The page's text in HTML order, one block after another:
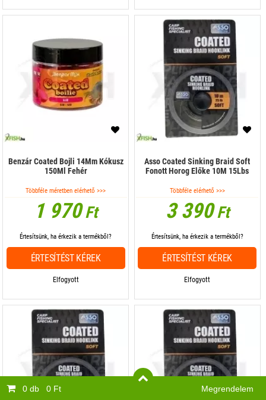
Benzár Coated Bojli 14Mm Kókusz
150Ml Fehér
Többféle méretben elérhető >>>
1 970Ft
Elfogyott
Értesítsünk, ha érkezik a termékből?
ÉRTESÍTÉST KÉREK
Asso Coated Sinking Braid Soft
Fonott Horog Előke 10M 15Lbs
Többféle elérhető >>>
3 390Ft
Elfogyott
Értesítsünk, ha érkezik a termékből?
ÉRTESÍTÉST KÉREK
0 db 0 Ft Megrendelem